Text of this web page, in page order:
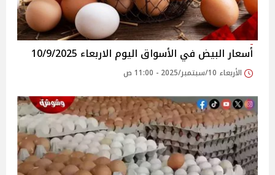
أسعار البيض في الأسواق‎‎ اليوم الاربعاء 10/9/2025
الأربعاء 10/سبتمبر/2025 - 11:00 ص